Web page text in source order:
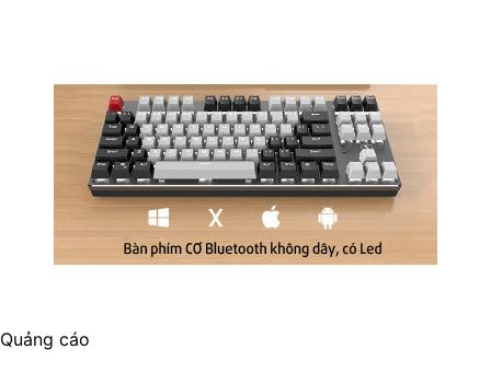
Quảng cáo